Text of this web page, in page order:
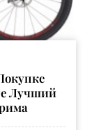
Лучший